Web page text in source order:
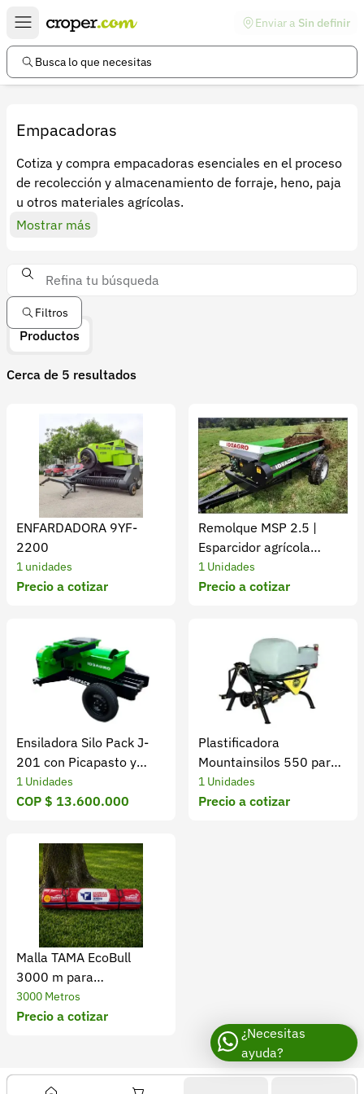
Enviar a Sin definir
Busca lo que necesitas
Empacadoras
Cotiza y compra empacadoras esenciales en el proceso
de recolección y almacenamiento de forraje, heno, paja
u otros materiales agrícolas.
Mostrar más
Filtros
Productos
Cerca de 5 resultados
ENFARDADORA 9YF-
2200
1 unidades
Precio a cotizar
Remolque MSP 2.5 |
Esparcidor agrícola
compacto y versátil
1 Unidades
Precio a cotizar
Ensiladora Silo Pack J-
201 con Picapasto y
Motor Diésel 10HP:
Picadora y Empacadora
1 Unidades
COP $ 13.600.000
Plastificadora
Mountainsilos 550 para
forraje agrícola
1 Unidades
Precio a cotizar
Malla TAMA EcoBull
3000 m para
empacadoras de rollos
3000 Metros
Precio a cotizar
Enlaces de interés
Preguntas frecuentes
Ayuda
Términos y condiciones
Política de devoluciones
Cuenta
Iniciar sesión
Registrarse
Recuperar contraseña
Soporte
+57 323 2931928
contacto@croper.com
© 2026 Croper.com Todos los derechos reservados
¿Necesitas
ayuda?